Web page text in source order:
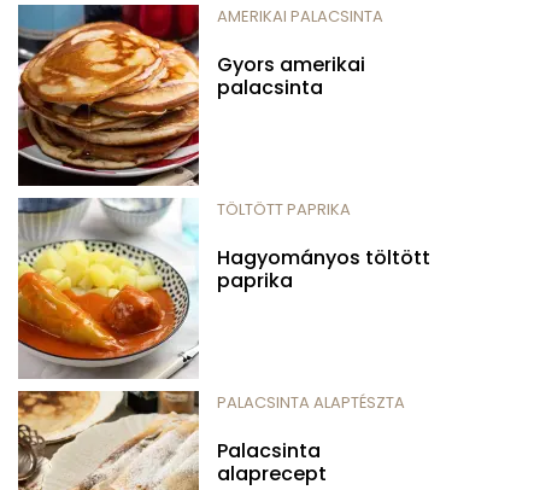
AMERIKAI PALACSINTA
Gyors amerikai
palacsinta
TÖLTÖTT PAPRIKA
Hagyományos töltött
paprika
PALACSINTA ALAPTÉSZTA
Palacsinta
alaprecept